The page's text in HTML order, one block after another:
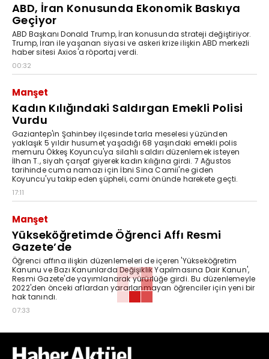
ABD, İran Konusunda Ekonomik Baskıya
Geçiyor
ABD Başkanı Donald Trump, İran konusunda strateji değiştiriyor.
Trump, İran ile yaşanan siyasi ve askeri krize ilişkin ABD merkezli
haber sitesi Axios'a röportaj verdi.
00:32
Manşet
Kadın Kılığındaki Saldırgan Emekli Polisi
Vurdu
Gaziantep'in Şahinbey ilçesinde tarla meselesi yüzünden
yaklaşık 5 yıldır husumet yaşadığı 68 yaşındaki emekli polis
memuru Ökkeş Koyuncu'ya silahlı saldırı düzenlemek isteyen
İlhan T., siyah çarşaf giyerek kadın kılığına girdi. 7 Ağustos
tarihinde cuma namazı için İbni Sina Camii'ne giden
Koyuncu'yu takip eden şüpheli, cami önünde harekete geçti.
17:11
Manşet
Yükseköğretimde Öğrenci Affı Resmi
Gazete’de
Öğrenci affına ilişkin düzenlemeleri de içeren 'Yükseköğretim
Kanunu ve Bazı Kanunlarda Değişiklik Yapılmasına Dair Kanun',
Resmi Gazete'de yayımlanarak yürürlüğe girdi. Bu düzenlemeyle
2022'den önceki aflardan yararlanmayan öğrenciler için yeni bir
hak tanındı.
07:33